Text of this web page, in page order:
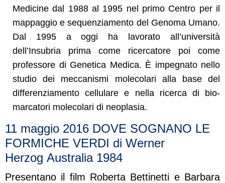
Medicine dal 1988 al 1995 nel primo Centro per il
mappaggio e sequenziamento del Genoma Umano.
Dal 1995 a oggi ha lavorato all’università
dell’Insubria prima come ricercatore poi come
professore di Genetica Medica. È impegnato nello
studio dei meccanismi molecolari alla base del
differenziamento cellulare e nella ricerca di bio-
marcatori molecolari di neoplasia.
11 maggio 2016 DOVE SOGNANO LE
FORMICHE VERDI di Werner
Herzog Australia 1984
Presentano il film Roberta Bettinetti e Barbara